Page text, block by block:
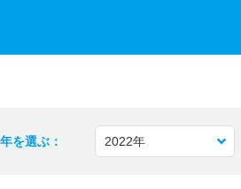
年を選ぶ：